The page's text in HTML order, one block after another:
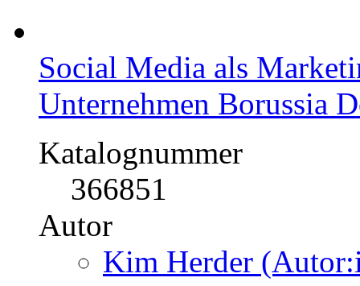
Social Media als
Unternehmen Borussia
Katalognummer
366851
Autor
Kim Herder